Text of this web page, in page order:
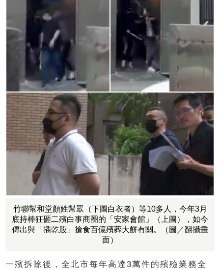
竹聯幫和堂顏姓幫眾（下圖白衣者）等10多人，今年3月
底持棒狂砸二殯白事商圈的「安家會館」（上圖），如今
傳出與「插乾股」搶食百億殯葬大餅有關。（圖／翻攝畫
面）
一殯拆除後，全北市每年高達3萬件的殯殮業務全